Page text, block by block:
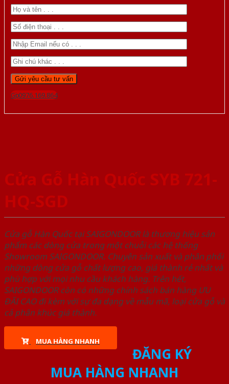
Gọi 0976.169.864
Cửa Gỗ Hàn Quốc SYB 721-
HQ-SGD
Cửa gỗ Hàn Quốc tại SAIGONDOOR là thương hiệu sản
phẩm các dòng cửa trong một chuỗi các hệ thống
Showroom SAIGONDOOR. Chuyên sản xuất và phân phối
những dòng cửa gỗ chất lượng cao, giá thành rẻ nhất và
phù hợp với mọi nhu cầu khách hàng. Trên hết,
SAIGONDOOR còn có những chính sách bán hàng ƯU
ĐÃI CAO đi kèm với sự đa dạng về mẫu mã, loại cửa gỗ và
cả phân khúc giá thành.
MUA HÀNG NHANH
ĐĂNG KÝ
MUA HÀNG NHANH